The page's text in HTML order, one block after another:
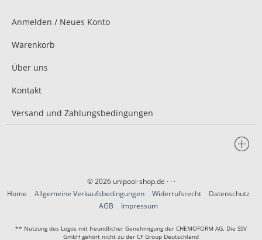
Anmelden / Neues Konto
Warenkorb
Über uns
Kontakt
Versand und Zahlungsbedingungen
© 2026 unipool-shop.de · · ·
Home
Allgemeine Verkaufsbedingungen Widerrufsrecht
Datenschutz
AGB
Impressum
** Nutzung des Logos mit freundlicher Genehmigung der CHEMOFORM AG. Die SSV
GmbH gehört nicht zu der CF Group Deutschland